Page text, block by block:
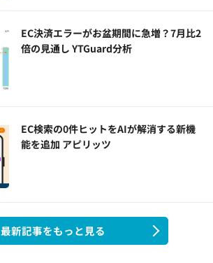
EC決済エラーがお盆期間に急増？7月比2
倍の見通し YTGuard分析
EC検索の0件ヒットをAIが解消する新機
能を追加 アピリッツ
最新記事をもっと見る